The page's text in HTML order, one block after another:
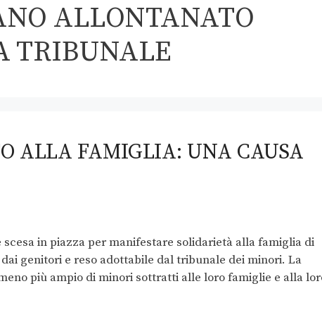
ALLONTANATO
TRIBUNALE
ALLA FAMIGLIA: UNA CAUSA
in piazza per manifestare solidarietà alla famiglia di
genitori e reso adottabile dal tribunale dei minori. La
più ampio di minori sottratti alle loro famiglie e alla